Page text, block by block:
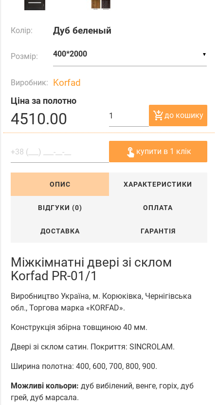
Колір: Дуб беленый
Розмір: ▼
Виробник: Korfad
Ціна за полотно
4510.00 add_shopping_cartдо кошику
touch_app купити в 1 клік
ОПИС ХАРАКТЕРИСТИКИ
ВІДГУКИ (0) ОПЛАТА
ДОСТАВКА ГАРАНТІЯ
Міжкімнатні двері зі склом
Korfad PR-01/1
Виробництво Україна, м. Корюківка, Чернігівська
обл., Торгова марка «KORFAD».
Конструкція збірна товщиною 40 мм.
Двері зі склом сатин. Покриття: SINCROLAM.
Ширина полотна: 400, 600, 700, 800, 900.
Можливі кольори:дуб вибілений, венге, горіх, дуб
грей, дуб марсала.